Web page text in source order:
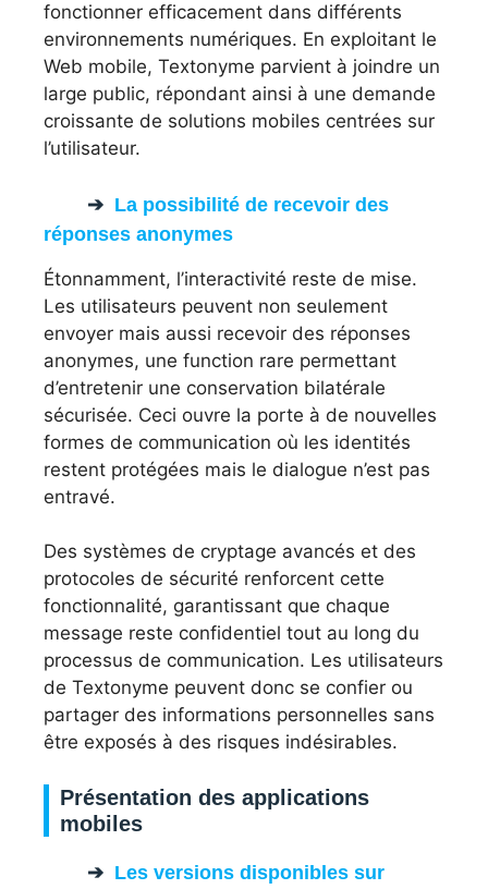
fonctionner efficacement dans différents
environnements numériques. En exploitant le
Web mobile, Textonyme parvient à joindre un
large public, répondant ainsi à une demande
croissante de solutions mobiles centrées sur
l’utilisateur.
La possibilité de recevoir des
réponses anonymes
Étonnamment, l’interactivité reste de mise.
Les utilisateurs peuvent non seulement
envoyer mais aussi recevoir des réponses
anonymes, une function rare permettant
d’entretenir une conservation bilatérale
sécurisée. Ceci ouvre la porte à de nouvelles
formes de communication où les identités
restent protégées mais le dialogue n’est pas
entravé.
Des systèmes de cryptage avancés et des
protocoles de sécurité renforcent cette
fonctionnalité, garantissant que chaque
message reste confidentiel tout au long du
processus de communication. Les utilisateurs
de Textonyme peuvent donc se confier ou
partager des informations personnelles sans
être exposés à des risques indésirables.
Présentation des applications
mobiles
Les versions disponibles sur